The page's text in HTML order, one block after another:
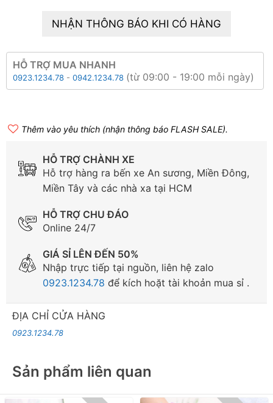
NHẬN THÔNG BÁO KHI CÓ HÀNG
HỖ TRỢ MUA NHANH
0923.1234.78 - 0942.1234.78 (từ 09:00 - 19:00 mỗi ngày)
Thêm vào yêu thích (nhận thông báo FLASH SALE).
HỖ TRỢ CHÀNH XE
Hỗ trợ hàng ra bến xe An sương, Miền Đông,
Miền Tây và các nhà xa tại HCM
HỖ TRỢ CHU ĐÁO
Online 24/7
GIÁ SỈ LÊN ĐẾN 50%
Nhập trực tiếp tại nguồn, liên hệ zalo
0923.1234.78 để kích hoặt tài khoản mua sỉ .
ĐỊA CHỈ CỬA HÀNG
0923.1234.78
Sản phẩm liên quan